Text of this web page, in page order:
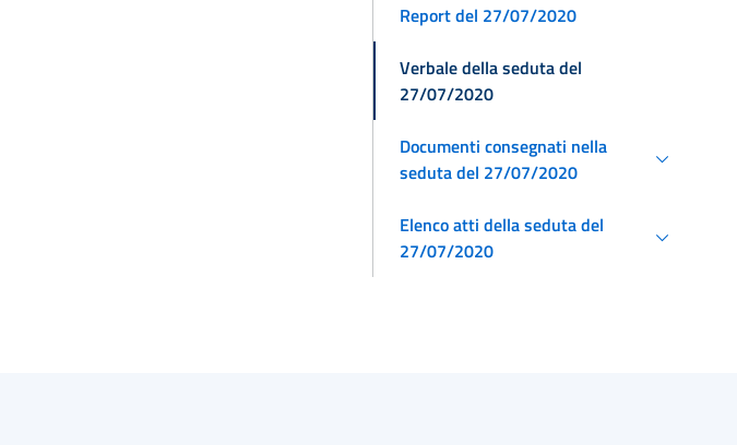
Report del 27/07/2020
Verbale della seduta del
27/07/2020
Documenti consegnati nella
seduta del 27/07/2020
Elenco atti della seduta del
27/07/2020